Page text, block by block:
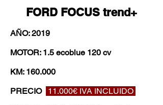
FORD FOCUS trend+
AÑO: 2019
MOTOR: 1.5 ecoblue 120 cv
KM: 160.000
PRECIO
11.000€ IVA INCLUIDO